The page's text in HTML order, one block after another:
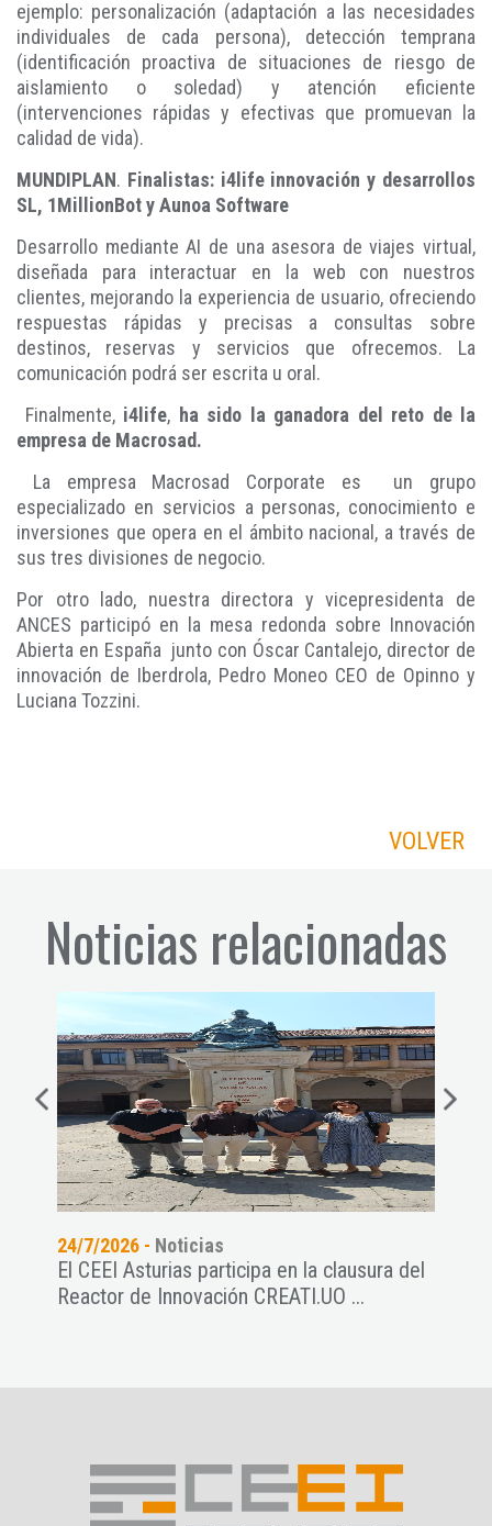
ejemplo: personalización (adaptación a las necesidades
individuales de cada persona), detección temprana
(identificación proactiva de situaciones de riesgo de
aislamiento o soledad) y atención eficiente
(intervenciones rápidas y efectivas que promuevan la
calidad de vida).
MUNDIPLAN. Finalistas: i4life innovación y desarrollos
SL, 1MillionBot y Aunoa Software
Desarrollo mediante AI de una asesora de viajes virtual,
diseñada para interactuar en la web con nuestros
clientes, mejorando la experiencia de usuario, ofreciendo
respuestas rápidas y precisas a consultas sobre
destinos, reservas y servicios que ofrecemos. La
comunicación podrá ser escrita u oral.
Finalmente, i4life, ha sido la ganadora del reto de la
empresa de Macrosad.
La empresa Macrosad Corporate es un grupo
especializado en servicios a personas, conocimiento e
inversiones que opera en el ámbito nacional, a través de
sus tres divisiones de negocio.
Por otro lado, nuestra directora y vicepresidenta de
ANCES participó en la mesa redonda sobre Innovación
Abierta en España junto con Óscar Cantalejo, director de
innovación de Iberdrola, Pedro Moneo CEO de Opinno y
Luciana Tozzini.
VOLVER
Noticias relacionadas
24/7/2026 - Noticias
El CEEI Asturias participa en la clausura del
Reactor de Innovación CREATI.UO ...